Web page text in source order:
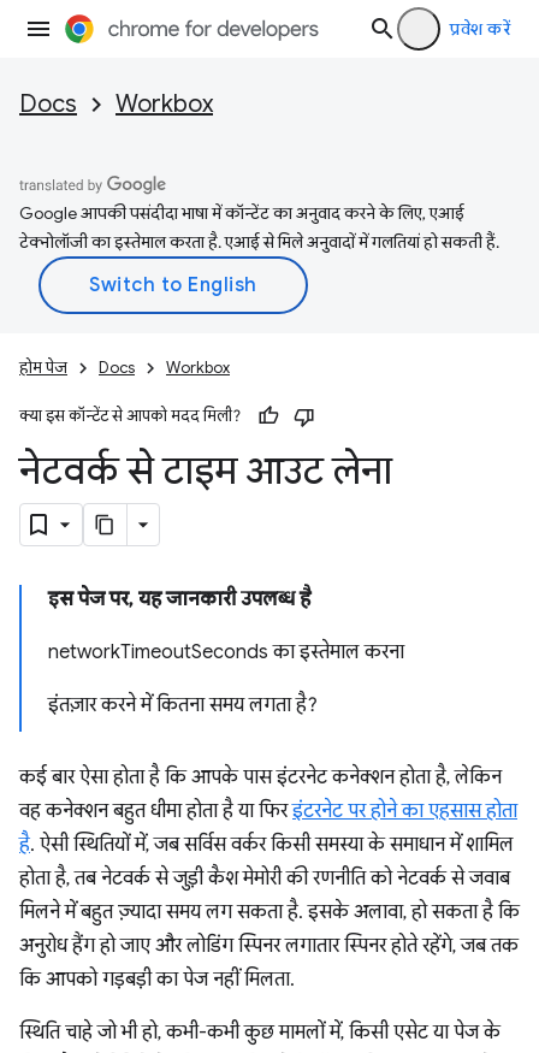
प्रवेश करें
Docs Workbox
Google आपकी पसंदीदा भाषा में कॉन्टेंट का अनुवाद करने के लिए, एआई
टेक्नोलॉजी का इस्तेमाल करता है. एआई से मिले अनुवादों में गलतियां हो सकती हैं.
होम पेज Docs Workbox
क्या इस कॉन्टेंट से आपको मदद मिली?
नेटवर्क से टाइम आउट लेना
इस पेज पर, यह जानकारी उपलब्ध है
networkTimeoutSeconds का इस्तेमाल करना
इंतज़ार करने में कितना समय लगता है?
कई बार ऐसा होता है कि आपके पास इंटरनेट कनेक्शन होता है, लेकिन
वह कनेक्शन बहुत धीमा होता है या फिरइंटरनेट पर होने का एहसास होता
है. ऐसी स्थितियों में, जब सर्विस वर्कर किसी समस्या के समाधान में शामिल
होता है, तब नेटवर्क से जुड़ी कैश मेमोरी की रणनीति को नेटवर्क से जवाब
मिलने में बहुत ज़्यादा समय लग सकता है. इसके अलावा, हो सकता है कि
अनुरोध हैंग हो जाए और लोडिंग स्पिनर लगातार स्पिनर होते रहेंगे, जब तक
कि आपको गड़बड़ी का पेज नहीं मिलता.
स्थिति चाहे जो भी हो, कभी-कभी कुछ मामलों में, किसी एसेट या पेज के